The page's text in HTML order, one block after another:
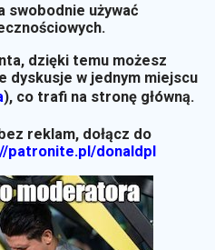
swobodnie używać
dzięki temu możesz
dyskusje w jednym miejscu
), co trafi na stronę główną.
reklam, dołącz do
patronite.pl/donaldpl